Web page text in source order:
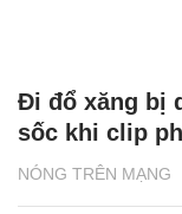
NÓNG TRÊN MẠNG
Đi đổ xăng bị
sốc khi clip